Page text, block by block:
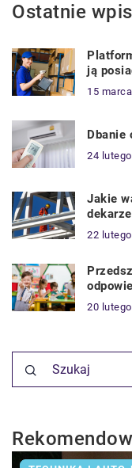
Ostatnie
ją
15
24
Jakie
22
20